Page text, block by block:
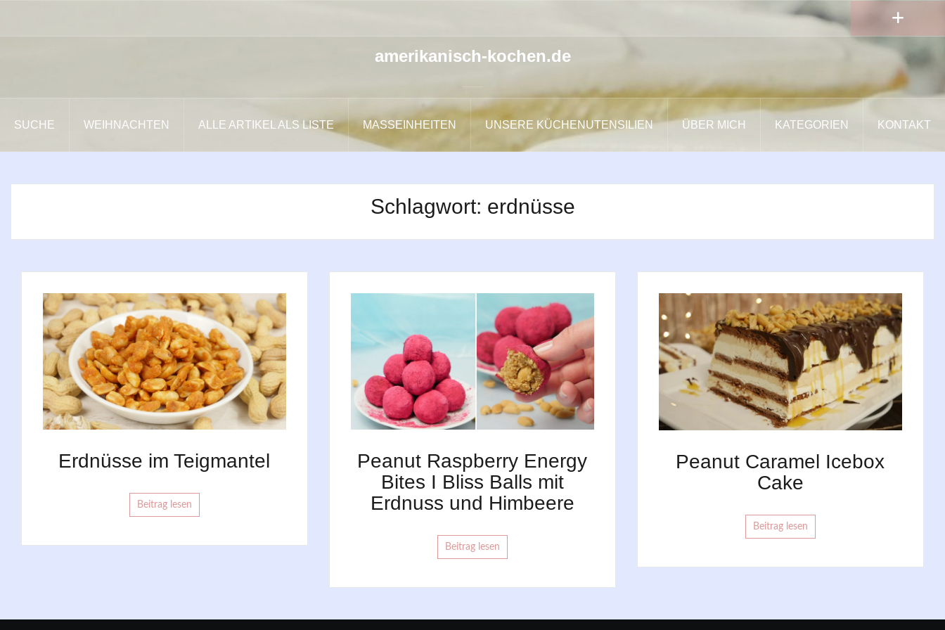
springen
amerikanisch-kochen.de
SUCHE WEIHNACHTEN ALLE ARTIKEL ALS LISTE MASSEINHEITEN UNSERE KÜCHENUTENSILIEN ÜBER MICH KATEGORIEN KONTAKT
Schlagwort: erdnüsse
Erdnüsse im Teigmantel
Beitrag lesen
Peanut Raspberry Energy
Bites I Bliss Balls mit
Erdnuss und Himbeere
Beitrag lesen
Peanut Caramel Icebox
Cake
Beitrag lesen